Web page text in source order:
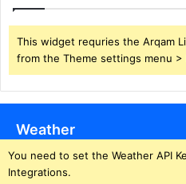
This widget requries the Arqam
from the Theme settings menu >
Weather
You need to set the Weather API
Integrations.